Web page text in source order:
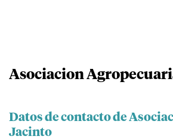
Asociacion
Datos de contacto de
Jacinto